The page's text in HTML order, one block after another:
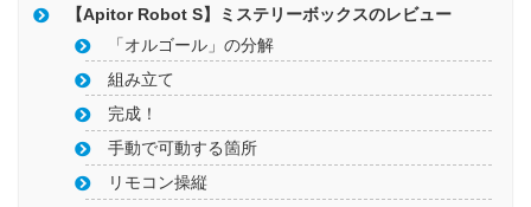
【Apitor Robot S】ミステリーボックスのレビュー
「オルゴール」の分解
組み立て
完成！
手動で可動する箇所
リモコン操縦